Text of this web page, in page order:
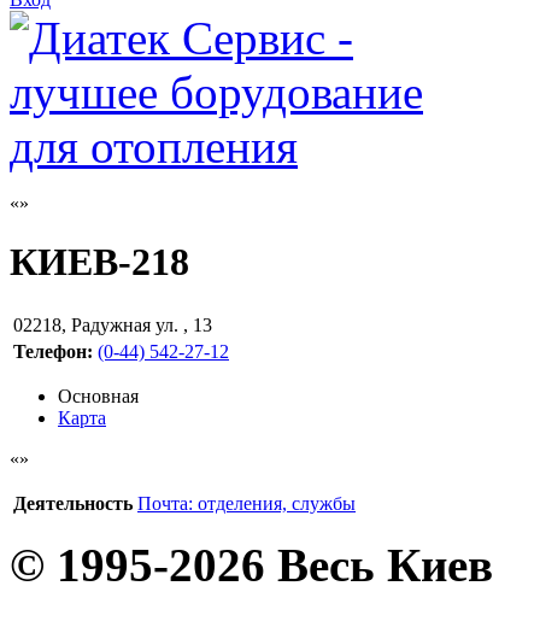
КИЕВ-218
02218, Радужная ул. , 13
Телефон: (0-44) 542-27-12
Основная
Карта
Деятельность Почта: отделения, службы
© 1995-2026 Весь Киев